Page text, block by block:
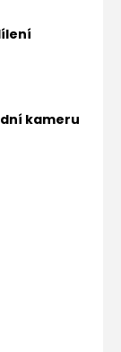
kameru